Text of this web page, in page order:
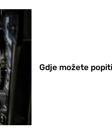
Gdje možete